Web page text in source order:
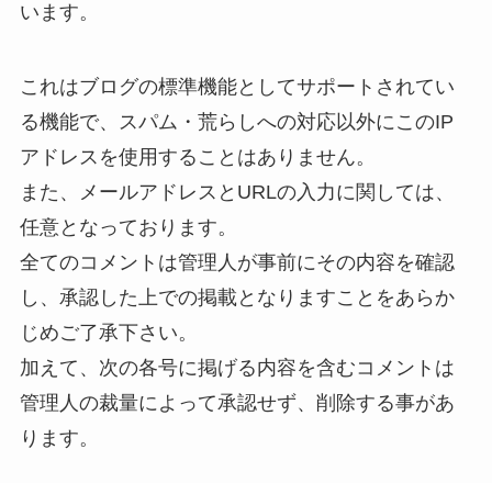
います。
これはブログの標準機能としてサポートされてい
る機能で、スパム・荒らしへの対応以外にこのIP
アドレスを使用することはありません。
また、メールアドレスとURLの入力に関しては、
任意となっております。
全てのコメントは管理人が事前にその内容を確認
し、承認した上での掲載となりますことをあらか
じめご了承下さい。
加えて、次の各号に掲げる内容を含むコメントは
管理人の裁量によって承認せず、削除する事があ
ります。